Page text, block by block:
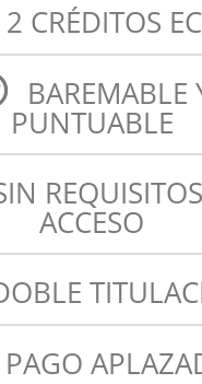
2 CRÉDITOS
BAREMABLE
PUNTUABLE
ACCESO
PAGO